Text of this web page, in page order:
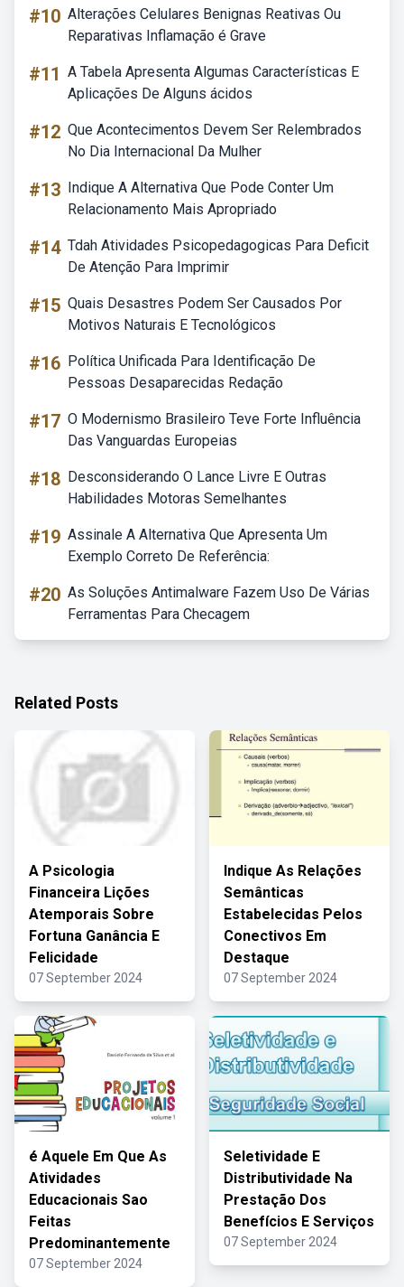
#10 Alterações Celulares Benignas Reativas Ou
Reparativas Inflamação é Grave
#11 A Tabela Apresenta Algumas Características E
Aplicações De Alguns ácidos
#12 Que Acontecimentos Devem Ser Relembrados
No Dia Internacional Da Mulher
#13 Indique A Alternativa Que Pode Conter Um
Relacionamento Mais Apropriado
#14 Tdah Atividades Psicopedagogicas Para Deficit
De Atenção Para Imprimir
#15 Quais Desastres Podem Ser Causados Por
Motivos Naturais E Tecnológicos
#16 Política Unificada Para Identificação De
Pessoas Desaparecidas Redação
#17 O Modernismo Brasileiro Teve Forte Influência
Das Vanguardas Europeias
#18 Desconsiderando O Lance Livre E Outras
Habilidades Motoras Semelhantes
#19 Assinale A Alternativa Que Apresenta Um
Exemplo Correto De Referência:
#20 As Soluções Antimalware Fazem Uso De Várias
Ferramentas Para Checagem
Related Posts
A Psicologia
Financeira Lições
Atemporais Sobre
Fortuna Ganância E
Felicidade
07 September 2024
Indique As Relações
Semânticas
Estabelecidas Pelos
Conectivos Em
Destaque
07 September 2024
é Aquele Em Que As
Atividades
Educacionais Sao
Feitas
Predominantemente
07 September 2024
Seletividade E
Distributividade Na
Prestação Dos
Benefícios E Serviços
07 September 2024